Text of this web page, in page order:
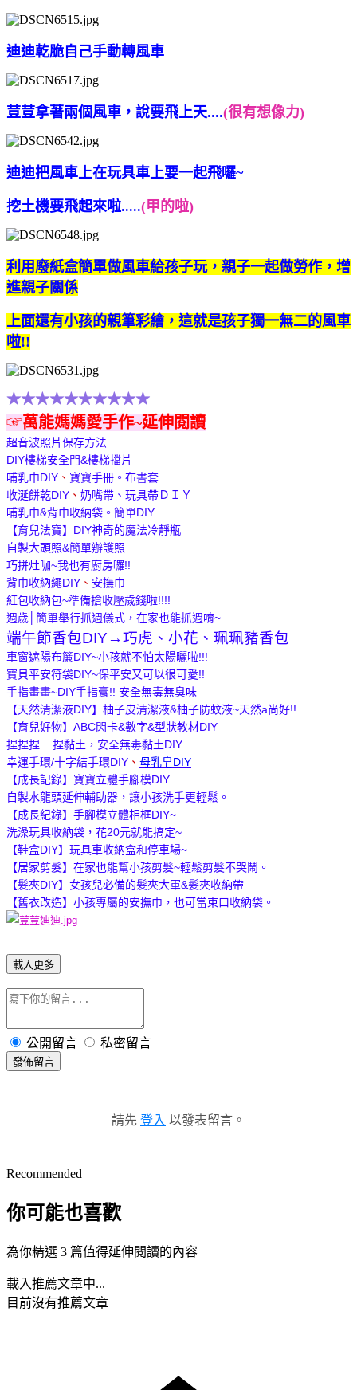
迪迪乾脆自己手動轉風車
荳荳拿著兩個風車，說要飛上天....(很有想像力)
迪迪把風車上在玩具車上要一起飛囉~
挖土機要飛起來啦.....(甲的啦)
利用廢紙盒簡單做風車給孩子玩，親子一起做勞作，增
進親子關係
上面還有小孩的親筆彩繪，這就是孩子獨一無二的風車
啦!!
★★★★★★★★★★
☞萬能媽媽愛手作~延伸閱讀
超音波照片保存方法
DIY樓梯安全門&樓梯擋片
哺乳巾DIY 、 寶寶手冊。布書套
收涎餅乾DIY 、 奶嘴帶、玩具帶ＤＩＹ
哺乳巾&背巾收納袋。簡單DIY
【育兒法寶】DIY神奇的魔法冷靜瓶
自製大頭照&簡單辦護照
巧拼灶咖~我也有廚房囉!!
背巾收納繩DIY 、 安撫巾
紅包收納包~準備搶收壓歲錢啦!!!!
週歲│簡單舉行抓週儀式，在家也能抓週唷~
端午節香包DIY→巧虎、小花、珮珮豬香包
車窗遮陽布簾DIY~小孩就不怕太陽曬啦!!!
寶貝平安符袋DIY~保平安又可以很可愛!!
手指畫畫~DIY手指膏!! 安全無毒無臭味
【天然清潔液DIY】柚子皮清潔液&柚子防蚊液~天然a尚好!!
【育兒好物】ABC閃卡&數字&型狀教材DIY
捏捏捏....捏黏土，安全無毒黏土DIY
幸運手環/十字結手環DIY 、 母乳皂DIY
【成長記錄】寶寶立體手腳模DIY
自製水龍頭延伸輔助器，讓小孩洗手更輕鬆。
【成長紀錄】手腳模立體相框DIY~
洗澡玩具收納袋，花20元就能搞定~
【鞋盒DIY】玩具車收納盒和停車場~
【居家剪髮】在家也能幫小孩剪髮~輕鬆剪髮不哭鬧。
【髮夾DIY】女孩兒必備的髮夾大軍&髮夾收納帶
【舊衣改造】小孩專屬的安撫巾，也可當束口收納袋。
載入更多
公開留言 私密留言
發佈留言
請先 登入 以發表留言。
Recommended
你可能也喜歡
為你精選 3 篇值得延伸閱讀的內容
載入推薦文章中...
目前沒有推薦文章